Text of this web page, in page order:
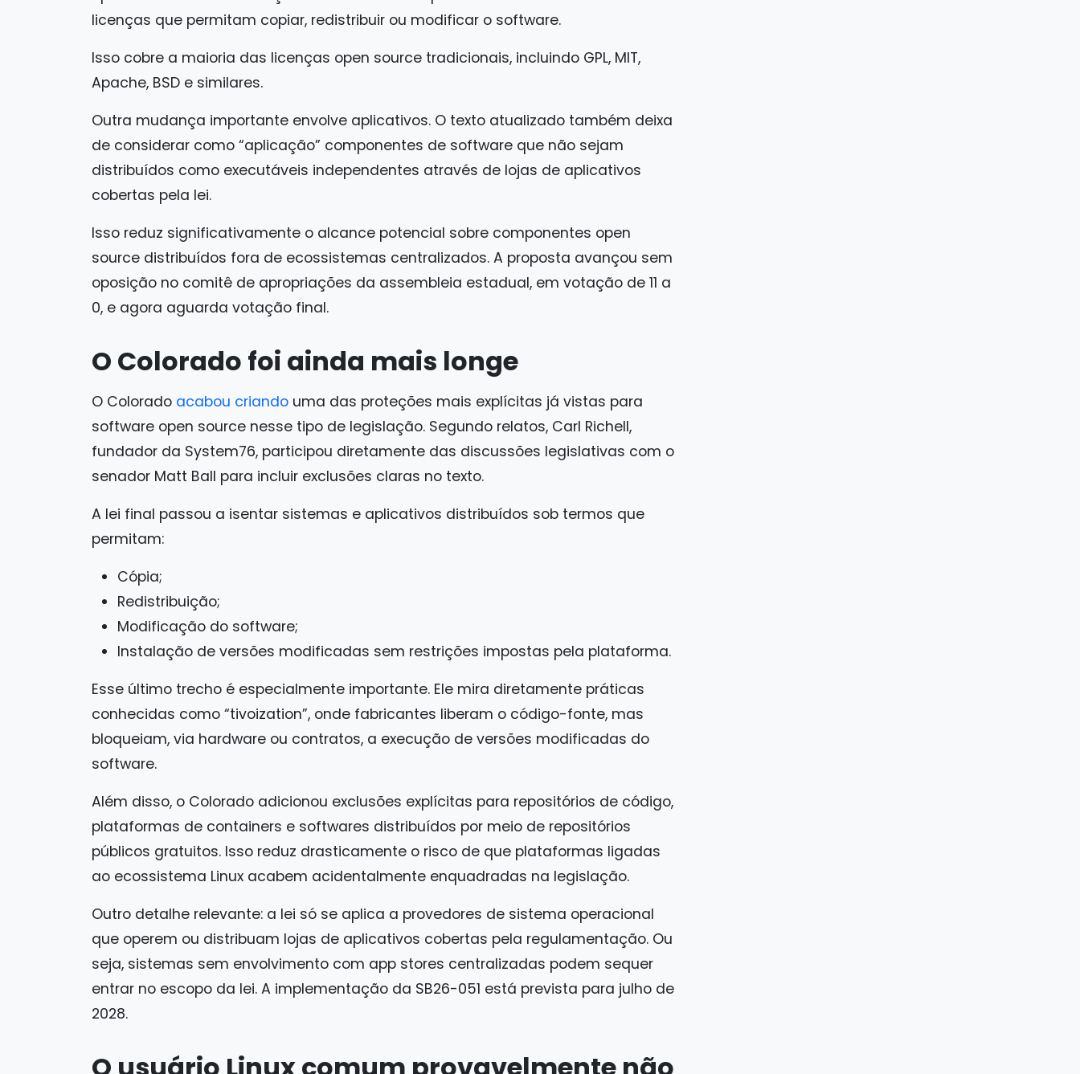
licenças que permitam copiar, redistribuir ou modificar o software.
Isso cobre a maioria das licenças open source tradicionais, incluindo GPL, MIT,
Apache, BSD e similares.
Outra mudança importante envolve aplicativos. O texto atualizado também deixa
de considerar como “aplicação” componentes de software que não sejam
distribuídos como executáveis independentes através de lojas de aplicativos
cobertas pela lei.
Isso reduz significativamente o alcance potencial sobre componentes open
source distribuídos fora de ecossistemas centralizados. A proposta avançou sem
oposição no comitê de apropriações da assembleia estadual, em votação de 11 a
0, e agora aguarda votação final.
O Colorado foi ainda mais longe
O Colorado acabou criando uma das proteções mais explícitas já vistas para
software open source nesse tipo de legislação. Segundo relatos, Carl Richell,
fundador da System76, participou diretamente das discussões legislativas com o
senador Matt Ball para incluir exclusões claras no texto.
A lei final passou a isentar sistemas e aplicativos distribuídos sob termos que
permitam:
Cópia;
Redistribuição;
Modificação do software;
Instalação de versões modificadas sem restrições impostas pela plataforma.
Esse último trecho é especialmente importante. Ele mira diretamente práticas
conhecidas como “tivoization”, onde fabricantes liberam o código-fonte, mas
bloqueiam, via hardware ou contratos, a execução de versões modificadas do
software.
Além disso, o Colorado adicionou exclusões explícitas para repositórios de código,
plataformas de containers e softwares distribuídos por meio de repositórios
públicos gratuitos. Isso reduz drasticamente o risco de que plataformas ligadas
ao ecossistema Linux acabem acidentalmente enquadradas na legislação.
Outro detalhe relevante: a lei só se aplica a provedores de sistema operacional
que operem ou distribuam lojas de aplicativos cobertas pela regulamentação. Ou
seja, sistemas sem envolvimento com app stores centralizadas podem sequer
entrar no escopo da lei. A implementação da SB26-051 está prevista para julho de
2028.